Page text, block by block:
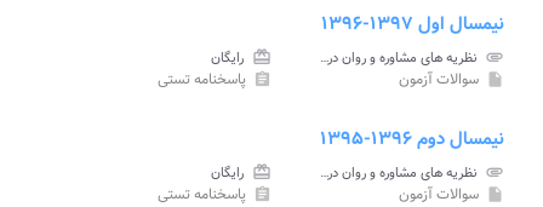
نیمسال اول ۱۳۹۷-۱۳۹۶
attachment نظریه های مشاوره و روان درمانی ۱ پیام نور card_giftcard رایگان
insert_drive_file سوالات آزمون assignment پاسخنامه تستی
نیمسال دوم ۱۳۹۶-۱۳۹۵
attachment نظریه های مشاوره و روان درمانی ۱ پیام نور card_giftcard رایگان
insert_drive_file سوالات آزمون assignment پاسخنامه تستی